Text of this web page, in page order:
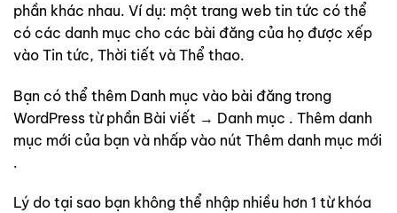
phần khác nhau. Ví dụ: một trang web tin tức có thể
có các danh mục cho các bài đăng của họ được xếp
vào Tin tức, Thời tiết và Thể thao.
Bạn có thể thêm Danh mục vào bài đăng trong
WordPress từ phần Bài viết → Danh mục . Thêm danh
mục mới của bạn và nhấp vào nút Thêm danh mục mới
.
Lý do tại sao bạn không thể nhập nhiều hơn 1 từ khóa